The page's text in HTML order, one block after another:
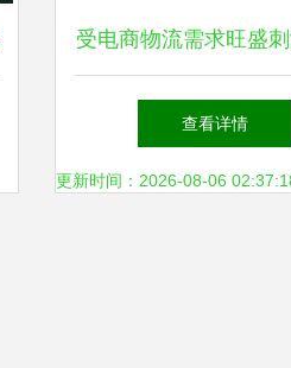
受电商物流需求旺盛
京仓储物业租金显著
查看详情
更新时间：2026-08-06